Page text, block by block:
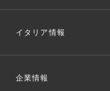
イタリア情報
企業情報